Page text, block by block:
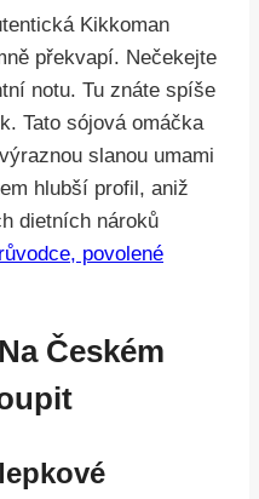
Kikkoman
překvapí. Nečekejte
notu. Tu znáte spíše
Tato sójová omáčka
slanou umami
hlubší profil, aniž
dietních nároků
povolené
Českém